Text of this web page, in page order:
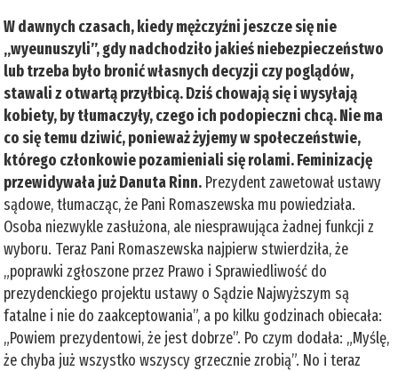
W dawnych czasach, kiedy mężczyźni jeszcze się nie
„wyeunuszyli”, gdy nadchodziło jakieś niebezpieczeństwo
lub trzeba było bronić własnych decyzji czy poglądów,
stawali z otwartą przyłbicą. Dziś chowają się i wysyłają
kobiety, by tłumaczyły, czego ich podopieczni chcą. Nie ma
co się temu dziwić, ponieważ żyjemy w społeczeństwie,
którego członkowie pozamieniali się rolami. Feminizację
przewidywała już Danuta Rinn. Prezydent zawetował ustawy
sądowe, tłumacząc, że Pani Romaszewska mu powiedziała.
Osoba niezwykle zasłużona, ale niesprawująca żadnej funkcji z
wyboru. Teraz Pani Romaszewska najpierw stwierdziła, że
„poprawki zgłoszone przez Prawo i Sprawiedliwość do
prezydenckiego projektu ustawy o Sądzie Najwyższym są
fatalne i nie do zaakceptowania”, a po kilku godzinach obiecała:
„Powiem prezydentowi, że jest dobrze”. Po czym dodała: „Myślę,
że chyba już wszystko wszyscy grzecznie zrobią”. No i teraz